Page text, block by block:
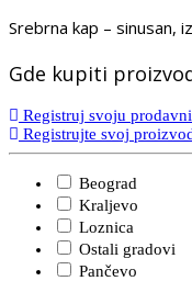
Srebrna kap – sinusan,
Gde kupiti
Registruj svoju
Registrujte svoj
Beograd
Kraljevo
Loznica
Ostali gradovi
Pančevo